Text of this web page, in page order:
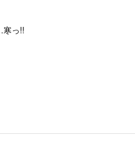
っ!!